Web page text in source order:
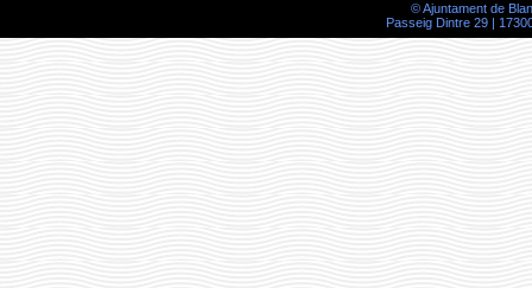
© Ajuntament de
Passeig Dintre 29 |